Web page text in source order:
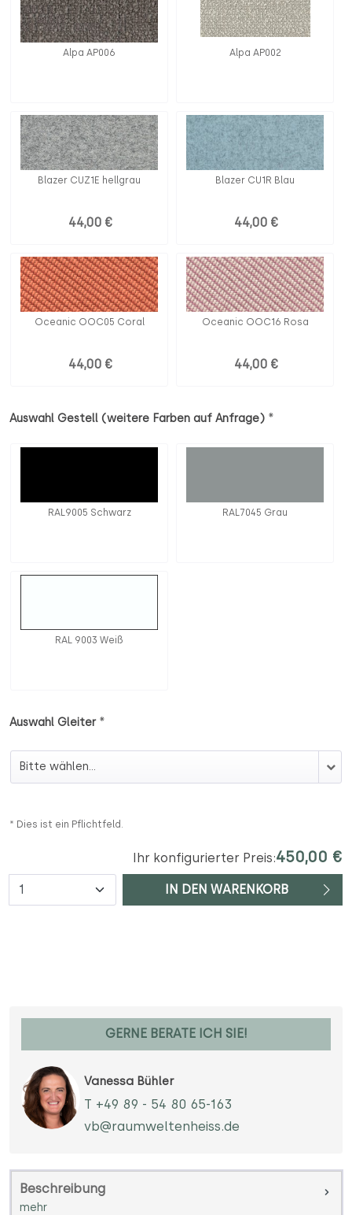
Alpa AP006 Alpa AP002
Blazer CUZ1E hellgrau
44,00 €
Blazer CU1R Blau
44,00 €
Oceanic OOC05 Coral
44,00 €
Oceanic OOC16 Rosa
44,00 €
Auswahl Gestell (weitere Farben auf Anfrage) *
RAL9005 Schwarz RAL7045 Grau
RAL 9003 Weiß
Auswahl Gleiter*
Auswahl Gleiter
* Dies ist ein Pflichtfeld.
Ihr konfigurierter Preis:450,00 €
Anzahl IN DEN WARENKORB
GERNE BERATE ICH SIE!
Vanessa Bühler
T +49 89 - 54 80 65-163
vb@raumweltenheiss.de
Beschreibung